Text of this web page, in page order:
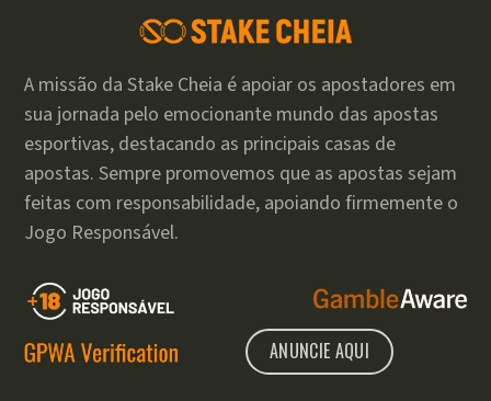
A missão da Stake Cheia é apoiar os apostadores em
sua jornada pelo emocionante mundo das apostas
esportivas, destacando as principais casas de
apostas. Sempre promovemos que as apostas sejam
feitas com responsabilidade, apoiando firmemente o
Jogo Responsável.
ANUNCIE AQUI